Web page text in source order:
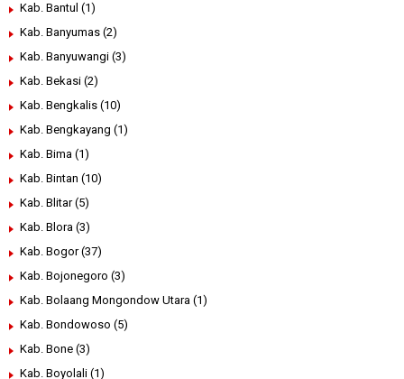
Kab. Bantul (1)
Kab. Banyumas (2)
Kab. Banyuwangi (3)
Kab. Bekasi (2)
Kab. Bengkalis (10)
Kab. Bengkayang (1)
Kab. Bima (1)
Kab. Bintan (10)
Kab. Blitar (5)
Kab. Blora (3)
Kab. Bogor (37)
Kab. Bojonegoro (3)
Kab. Bolaang Mongondow Utara (1)
Kab. Bondowoso (5)
Kab. Bone (3)
Kab. Boyolali (1)